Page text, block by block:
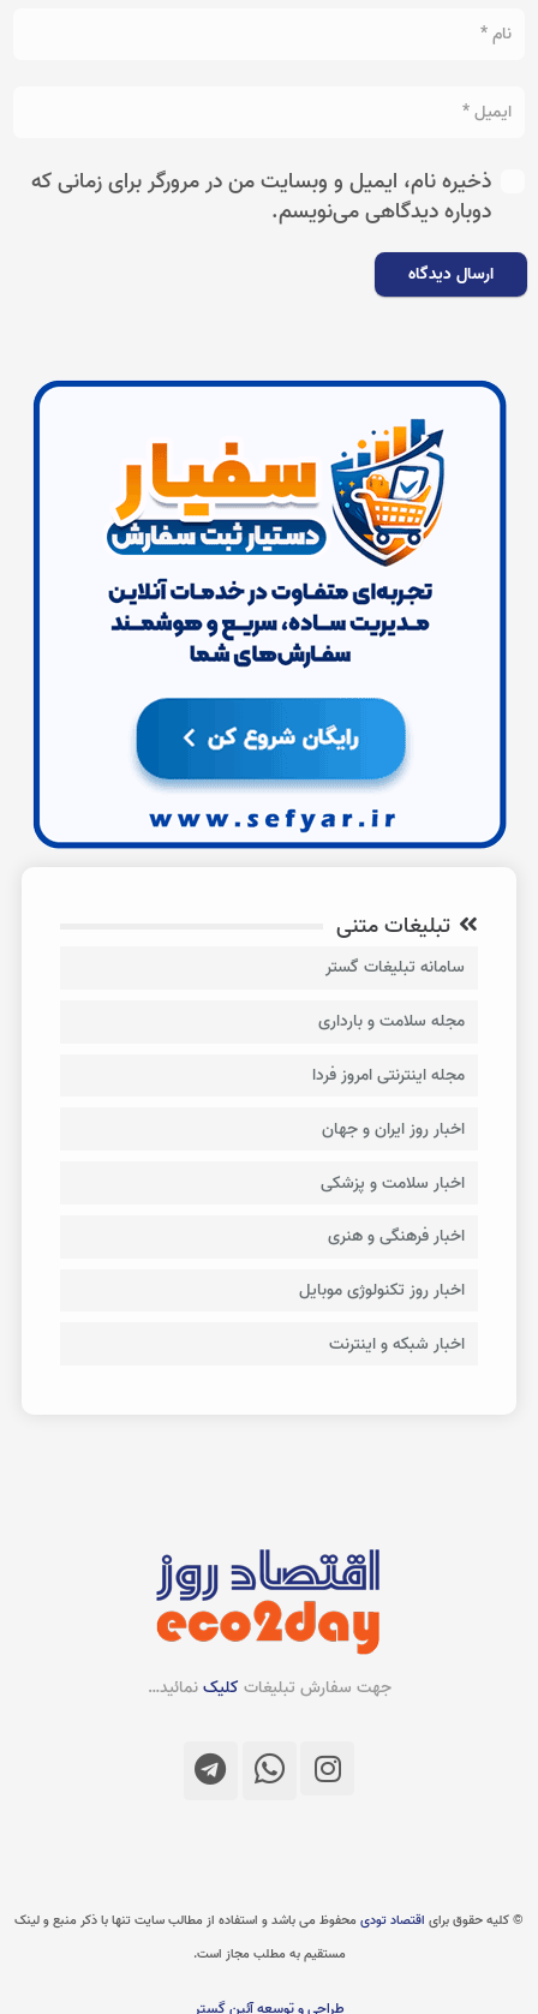
ذخیره نام، ایمیل و وبسایت من در مرورگر برای زمانی که
دوباره دیدگاهی می‌نویسم.
ارسال دیدگاه
تبلیغات متنی
سامانه تبلیغات گستر
مجله سلامت و بارداری
مجله اینترنتی امروز فردا
اخبار روز ایران و جهان
اخبار سلامت و پزشکی
اخبار فرهنگی و هنری
اخبار روز تکنولوژی موبایل
اخبار شبکه و اینترنت
جهت سفارش تبلیغات کلیکنمائید…
© کلیه حقوق برای اقتصاد تودیمحفوظ می باشد و استفاده از مطالب سایت تنها با ذکر منبع و لینک
مستقیم به مطلب مجاز است.
طراحی و توسعه آئین گستر